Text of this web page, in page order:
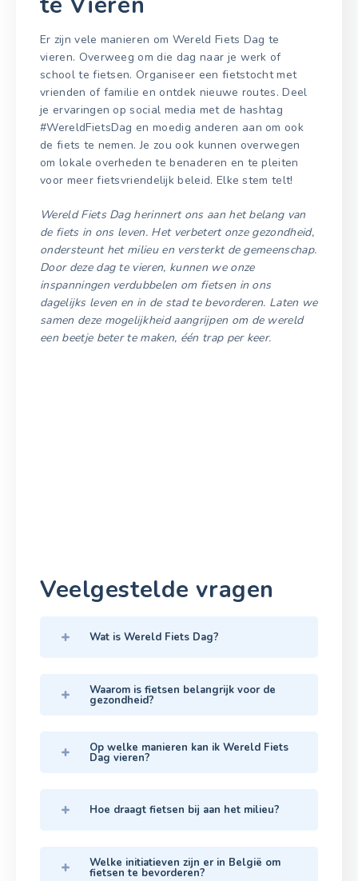
Er zijn vele manieren om Wereld Fiets Dag te
vieren. Overweeg om die dag naar je werk of
school te fietsen. Organiseer een fietstocht met
vrienden of familie en ontdek nieuwe routes. Deel
je ervaringen op social media met de hashtag
#WereldFietsDag en moedig anderen aan om ook
de fiets te nemen. Je zou ook kunnen overwegen
om lokale overheden te benaderen en te pleiten
voor meer fietsvriendelijk beleid. Elke stem telt!
Wereld Fiets Dag herinnert ons aan het belang van
de fiets in ons leven. Het verbetert onze gezondheid,
ondersteunt het milieu en versterkt de gemeenschap.
Door deze dag te vieren, kunnen we onze
inspanningen verdubbelen om fietsen in ons
dagelijks leven en in de stad te bevorderen. Laten we
samen deze mogelijkheid aangrijpen om de wereld
een beetje beter te maken, één trap per keer.
Veelgestelde vragen
Wat is Wereld Fiets Dag?
Waarom is fietsen belangrijk voor de
gezondheid?
Op welke manieren kan ik Wereld Fiets
Dag vieren?
Hoe draagt fietsen bij aan het milieu?
Welke initiatieven zijn er in België om
fietsen te bevorderen?